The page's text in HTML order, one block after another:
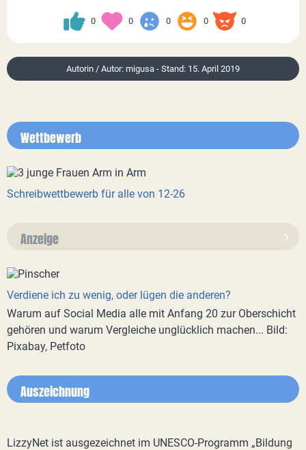
0 0 0 0 0
Autorin / Autor: migusa - Stand: 15. April 2019
Wettbewerb
Schreibwettbewerb für alle von 12-26
Anzeige
Verdiene ich zu wenig, oder lügen die anderen?
Warum auf Social Media alle mit Anfang 20 zur Oberschicht
gehören und warum Vergleiche unglücklich machen... Bild:
Pixabay, Petfoto
Auszeichnung
LizzyNet ist ausgezeichnet im UNESCO-Programm „Bildung